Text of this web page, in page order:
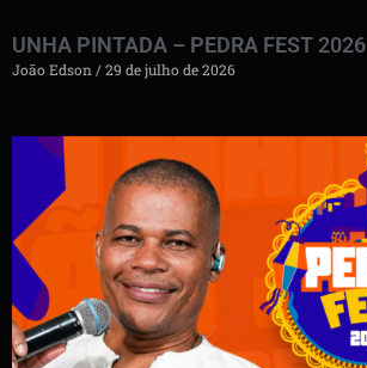
UNHA PINTADA – PEDRA FEST 2026
João Edson 29 de julho de 2026